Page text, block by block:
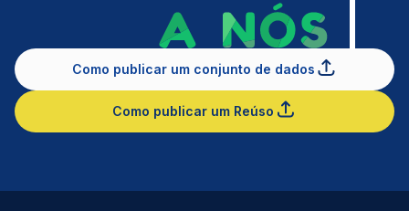
Como publicar um conjunto de dados
Como publicar um Reúso